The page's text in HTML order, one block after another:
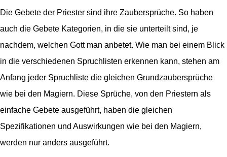
Die Gebete der Priester sind ihre Zaubersprüche. So haben
auch die Gebete Kategorien, in die sie unterteilt sind, je
nachdem, welchen Gott man anbetet. Wie man bei einem Blick
in die verschiedenen Spruchlisten erkennen kann, stehen am
Anfang jeder Spruchliste die gleichen Grundzaubersprüche
wie bei den Magiern. Diese Sprüche, von den Priestern als
einfache Gebete ausgeführt, haben die gleichen
Spezifikationen und Auswirkungen wie bei den Magiern,
werden nur anders ausgeführt.